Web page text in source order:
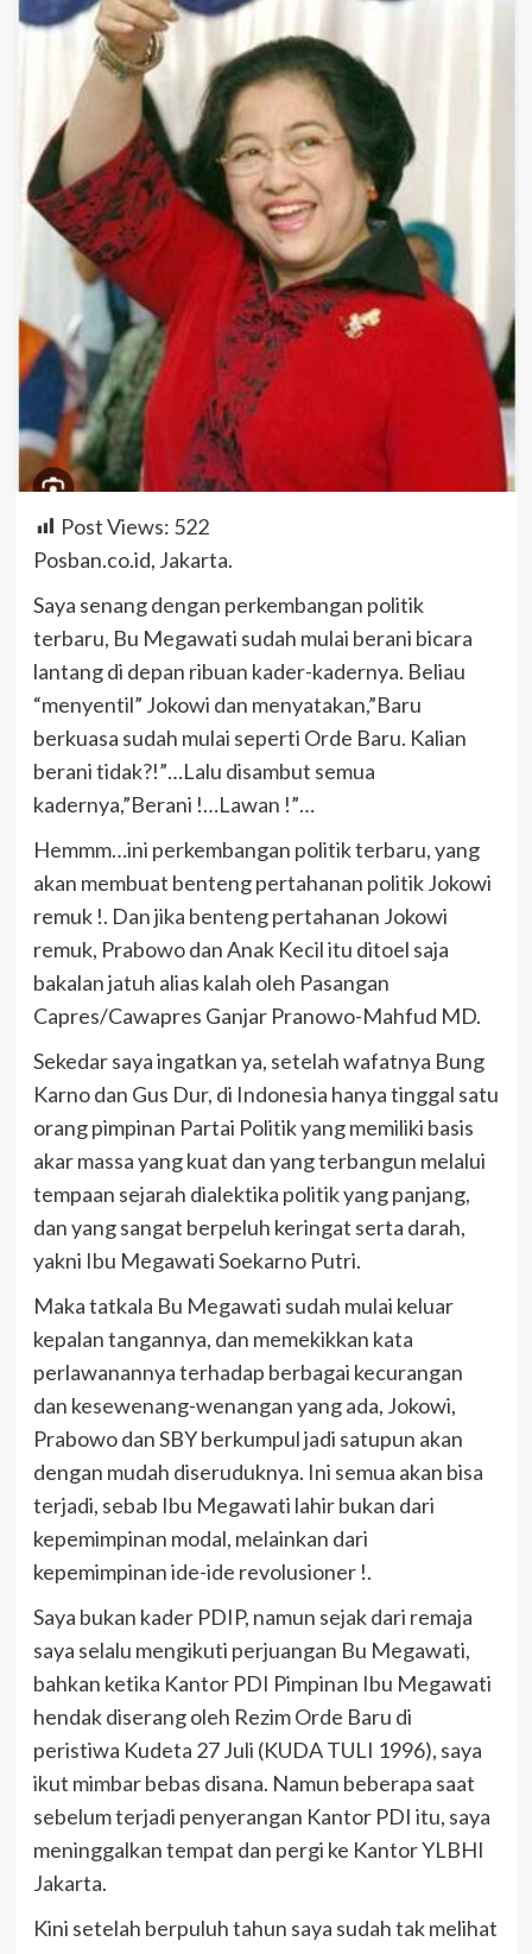
Post Views: 522
Posban.co.id, Jakarta.
Saya senang dengan perkembangan politik
terbaru, Bu Megawati sudah mulai berani bicara
lantang di depan ribuan kader-kadernya. Beliau
“menyentil” Jokowi dan menyatakan,”Baru
berkuasa sudah mulai seperti Orde Baru. Kalian
berani tidak?!”…Lalu disambut semua
kadernya,”Berani !…Lawan !”…
Hemmm…ini perkembangan politik terbaru, yang
akan membuat benteng pertahanan politik Jokowi
remuk !. Dan jika benteng pertahanan Jokowi
remuk, Prabowo dan Anak Kecil itu ditoel saja
bakalan jatuh alias kalah oleh Pasangan
Capres/Cawapres Ganjar Pranowo-Mahfud MD.
Sekedar saya ingatkan ya, setelah wafatnya Bung
Karno dan Gus Dur, di Indonesia hanya tinggal satu
orang pimpinan Partai Politik yang memiliki basis
akar massa yang kuat dan yang terbangun melalui
tempaan sejarah dialektika politik yang panjang,
dan yang sangat berpeluh keringat serta darah,
yakni Ibu Megawati Soekarno Putri.
Maka tatkala Bu Megawati sudah mulai keluar
kepalan tangannya, dan memekikkan kata
perlawanannya terhadap berbagai kecurangan
dan kesewenang-wenangan yang ada, Jokowi,
Prabowo dan SBY berkumpul jadi satupun akan
dengan mudah diseruduknya. Ini semua akan bisa
terjadi, sebab Ibu Megawati lahir bukan dari
kepemimpinan modal, melainkan dari
kepemimpinan ide-ide revolusioner !.
Saya bukan kader PDIP, namun sejak dari remaja
saya selalu mengikuti perjuangan Bu Megawati,
bahkan ketika Kantor PDI Pimpinan Ibu Megawati
hendak diserang oleh Rezim Orde Baru di
peristiwa Kudeta 27 Juli (KUDA TULI 1996), saya
ikut mimbar bebas disana. Namun beberapa saat
sebelum terjadi penyerangan Kantor PDI itu, saya
meninggalkan tempat dan pergi ke Kantor YLBHI
Jakarta.
Kini setelah berpuluh tahun saya sudah tak melihat